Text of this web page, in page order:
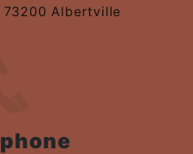
73200 Albertville